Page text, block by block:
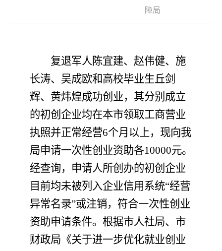
障局
复退军人陈宜建、赵伟健、施
长涛、吴成欧和高校毕业生丘剑
辉、黄炜煌成功创业，其分别成立
的初创企业均在本市领取工商营业
执照并正常经营6个月以上，现向我
局申请一次性创业资助各10000元。
经查询，申请人所创办的初创企业
目前均未被列入企业信用系统“经营
异常名录”或注销，符合一次性创业
资助申请条件。根据市人社局、市
财政局《关于进一步优化就业创业